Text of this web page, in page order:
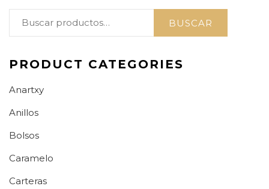
Buscar
BUSCAR
PRODUCT CATEGORIES
Anartxy
Anillos
Bolsos
Caramelo
Carteras